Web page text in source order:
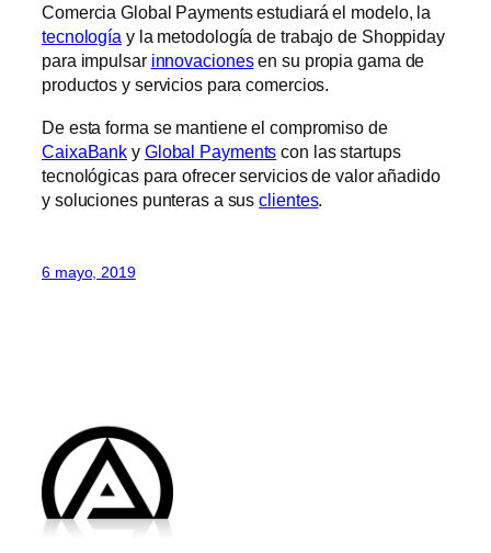
Comercia Global Payments estudiará el modelo, la
tecnología y la metodología de trabajo de Shoppiday
para impulsar innovacionesen su propia gama de
productos y servicios para comercios.
De esta forma se mantiene el compromiso de
CaixaBank y Global Payments con las startups
tecnológicas para ofrecer servicios de valor añadido
y soluciones punteras a susclientes.
6 mayo, 2019